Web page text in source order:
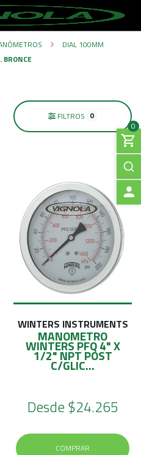
0
A
C
C
DIAL 100MM
BRONCE
FILTROS 0
WINTERS INSTRUMENTS
MANOMETRO
WINTERS PFQ 4" X
1/2" NPT POST
C/GLIC...
Desde$24.265
COMPRAR